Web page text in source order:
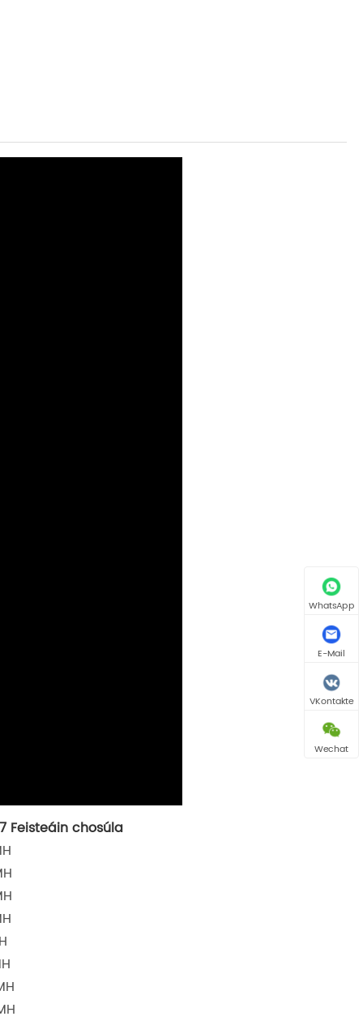
Feisteáin chosúla
WhatsApp
E-Mail
VKontakte
Wechat